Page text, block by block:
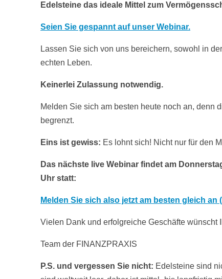
Edelsteine das ideale Mittel zum
Seien Sie gespannt auf unser Webinar.
Lassen Sie sich von uns bereichern, sowohl in
echten Leben.
Keinerlei Zulassung notwendig.
Melden Sie sich am besten heute noch an, denn
begrenzt.
Eins ist gewiss: Es lohnt sich! Nicht nur für den
Das nächste live Webinar findet am
Uhr statt:
Melden Sie sich also jetzt am besten gleich an
Vielen Dank und erfolgreiche Geschäfte wünscht
Team der FINANZPRAXIS
P.S. und vergessen Sie nicht: Edelsteine sind